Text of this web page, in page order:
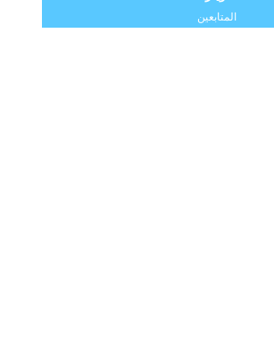
المتابعين